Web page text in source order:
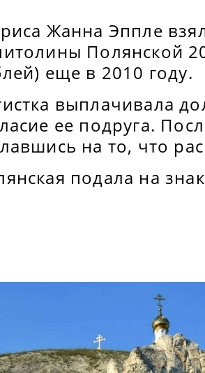
Жанна Эппле
Полянской
еще в 2010 году.
выплачивала
ее подруга.
на то, что
подала на